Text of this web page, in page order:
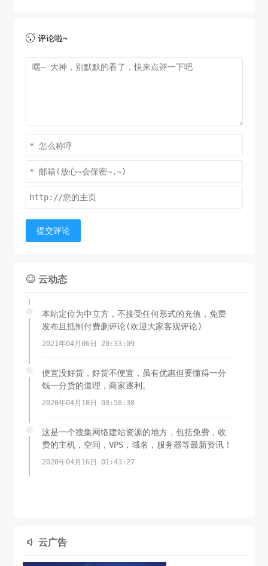
评论啦~
提交评论
 云动态
本站定位为中立方，不接受任何形式的充值，免费
发布且抵制付费删评论(欢迎大家客观评论)
2021年04月06日 20:33:09
便宜没好货，好货不便宜，虽有优惠但要懂得一分
钱一分货的道理，商家逐利。
2020年04月18日 00:58:38
这是一个搜集网络建站资源的地方，包括免费，收
费的主机，空间，VPS，域名，服务器等最新资讯！
2020年04月16日 01:43:27
 云广告